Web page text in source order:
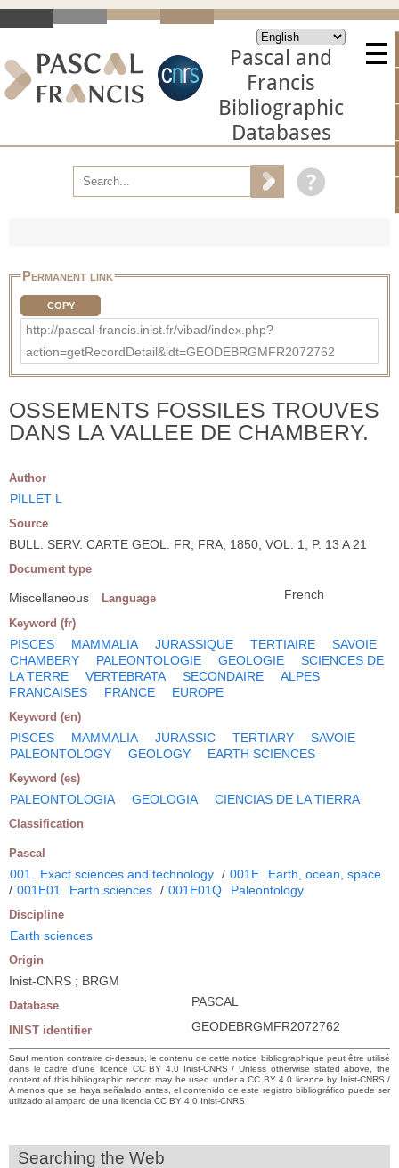
Pascal and
Francis
Bibliographic
Databases
Permanent link
COPY
http://pascal-francis.inist.fr/vibad/index.php?
action=getRecordDetail&idt=GEODEBRGMFR2072762
OSSEMENTS FOSSILES TROUVES
DANS LA VALLEE DE CHAMBERY.
Author
PILLET L
Source
BULL. SERV. CARTE GEOL. FR; FRA; 1850, VOL. 1, P. 13 A 21
Document type
Miscellaneous Language French
Keyword (fr)
PISCES MAMMALIA JURASSIQUE TERTIAIRE
SAVOIE
CHAMBERY
PALEONTOLOGIE GEOLOGIE
SCIENCES DE
LA TERRE
VERTEBRATA SECONDAIRE
ALPES
FRANCAISES
FRANCE EUROPE
Keyword (en)
PISCES MAMMALIA JURASSIC TERTIARY
SAVOIE
PALEONTOLOGY
GEOLOGY EARTH SCIENCES
Keyword (es)
PALEONTOLOGIA GEOLOGIA CIENCIAS DE LA TIERRA
Classification
Pascal
001 Exact sciences and technology / 001E
Earth, ocean, space
/ 001E01 Earth sciences / 001E01Q Paleontology
Discipline
Earth sciences
Origin
Inist-CNRS ; BRGM
Database PASCAL
INIST identifier GEODEBRGMFR2072762
Sauf mention contraire ci-dessus, le contenu de cette notice bibliographique peut être utilisé
dans le cadre d’une licence CC BY 4.0 Inist-CNRS / Unless otherwise stated above, the
content of this bibliographic record may be used under a CC BY 4.0 licence by Inist-CNRS /
A menos que se haya señalado antes, el contenido de este registro bibliográfico puede ser
utilizado al amparo de una licencia CC BY 4.0 Inist-CNRS
Searching the Web